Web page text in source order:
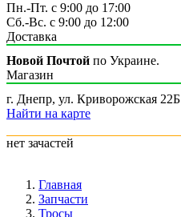
Пн.-Пт. с 9:00 до 17:00
Сб.-Вс. с 9:00 до 12:00
Доставка
Новой Почтой по Украине.
Магазин
г. Днепр, ул. Криворожская 22Б
Найти на карте
нет зачастей
Главная
Запчасти
Тросы